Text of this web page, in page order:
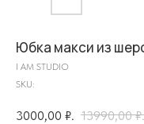
Юбка макси из
I AM STUDIO
SKU:
3000,00 ₽. 13990,00 ₽.
на главную